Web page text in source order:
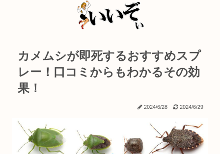
カメムシが即死するおすすめスプ
レー！口コミからもわかるその効
果！
2024/6/28 2024/6/29